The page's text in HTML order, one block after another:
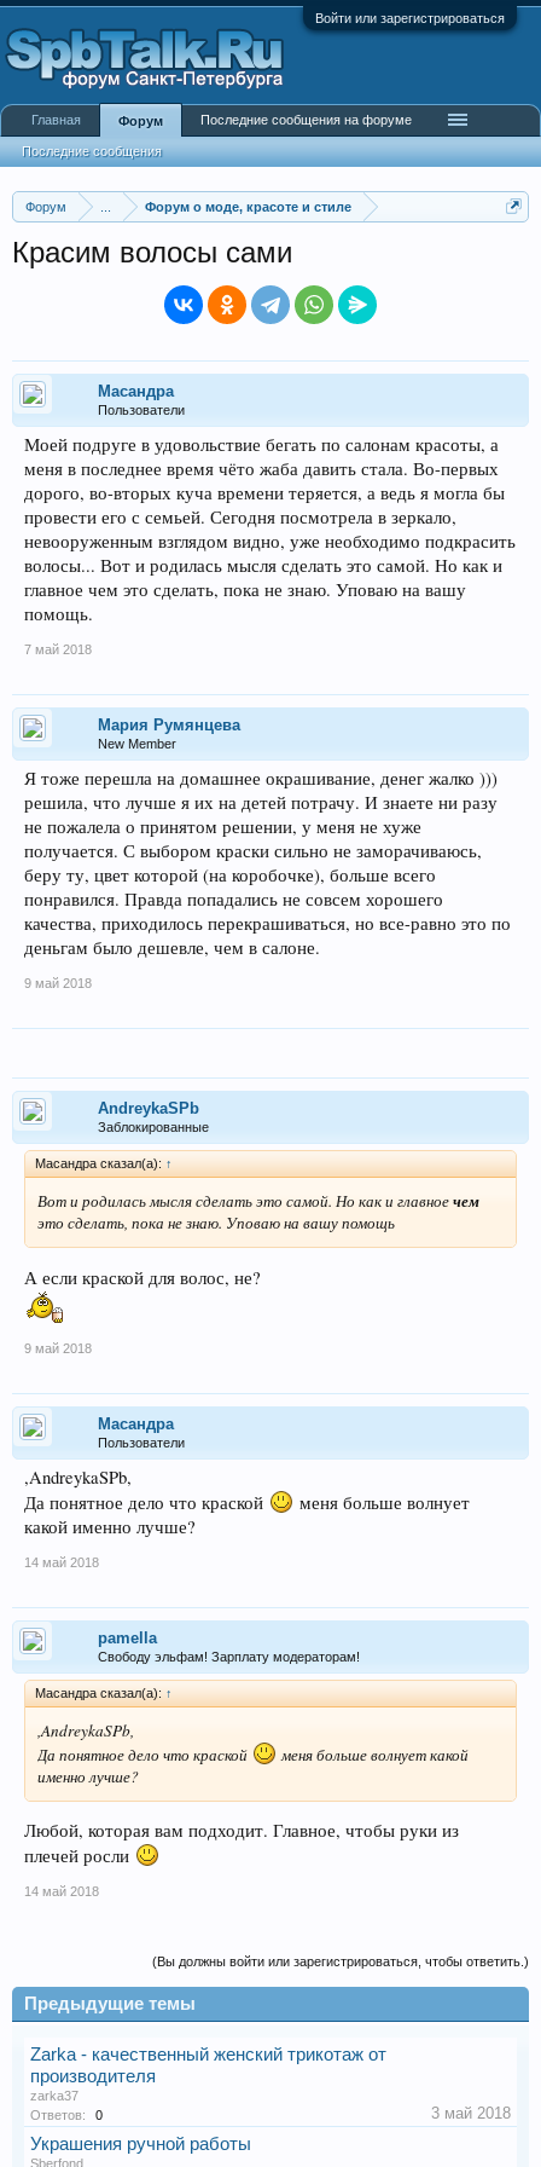
Войти или зарегистрироваться
Форум Форум о моде, красоте и стиле
Красим волосы сами
Масандра
Пользователи
Моей подруге в удовольствие бегать по салонам красоты, а
меня в последнее время чёто жаба давить стала. Во-первых
дорого, во-вторых куча времени теряется, а ведь я могла бы
провести его с семьей. Сегодня посмотрела в зеркало,
невооруженным взглядом видно, уже необходимо подкрасить
волосы... Вот и родилась мысля сделать это самой. Но как и
главное чем это сделать, пока не знаю. Уповаю на вашу
помощь.
7 май 2018
Мария Румянцева
New Member
Я тоже перешла на домашнее окрашивание, денег жалко )))
решила, что лучше я их на детей потрачу. И знаете ни разу
не пожалела о принятом решении, у меня не хуже
получается. С выбором краски сильно не заморачиваюсь,
беру ту, цвет которой (на коробочке), больше всего
понравился. Правда попадались не совсем хорошего
качества, приходилось перекрашиваться, но все-равно это по
деньгам было дешевле, чем в салоне.
9 май 2018
AndreykaSPb
Заблокированные
Масандра сказал(а): ↑
Вот и родилась мысля сделать это самой. Но как и главноечем
это сделать, пока не знаю. Уповаю на вашу помощь
А если краской для волос, не?
9 май 2018
Масандра
Пользователи
,AndreykaSPb,
Да понятное дело что краской
меня больше волнует
какой именно лучше?
14 май 2018
pamella
Свободу эльфам! Зарплату модераторам!
Масандра сказал(а): ↑
,AndreykaSPb,
Да понятное дело что краской
меня больше волнует какой
именно лучше?
Любой, которая вам подходит. Главное, чтобы руки из
плечей росли
14 май 2018
(Вы должны войти или зарегистрироваться, чтобы ответить.)
Предыдущие темы
Zarka - качественный женский трикотаж от
производителя
zarka37
Ответов:
0 3 май 2018
Украшения ручной работы
Sberfond
Главная Форум
Последние сообщения
Последние сообщения на форуме